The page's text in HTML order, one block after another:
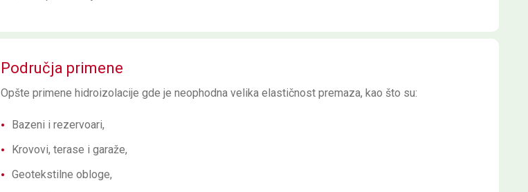
Područja primene
Opšte primene hidroizolacije gde je neophodna velika elastičnost premaza, kao što su:
Bazeni i rezervoari,
Krovovi, terase i garaže,
Geotekstilne obloge,